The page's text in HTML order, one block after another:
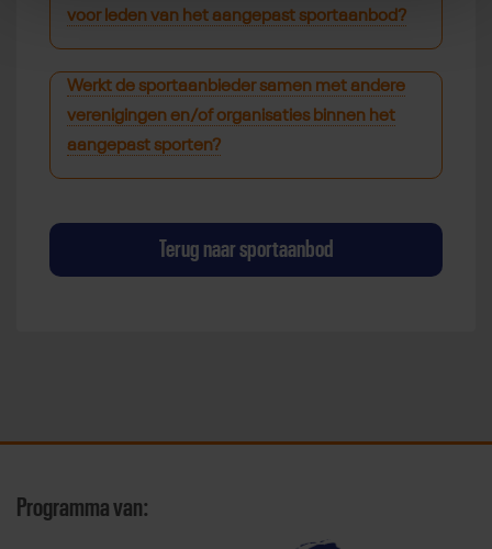
voor leden van het aangepast sportaanbod?
Werkt de sportaanbieder samen met andere
verenigingen en/of organisaties binnen het
aangepast sporten?
Terug naar sportaanbod
Programma van: